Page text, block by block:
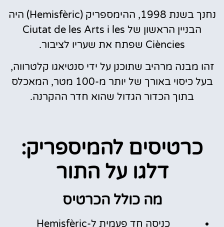
נחנך בשנת 1998, ההימספריק (Hemisfèric) היה
הבניין הראשון של Ciutat de les Arts i les
Ciències שפתח את שעריו לציבור.
זהו מבנה מרהיב שתוכנן על ידי סנטיאגו קלטרווה,
בעל כיסוי באורך של יותר מ-100 מטר, המאכלס
בתוך הכדור הגדול שהוא חדר ההקרנה.
כרטיסים להמיספריק:
דלגו על התור
מה כולל הכרטיס
כניסה חד פעמית ל-Hemisfèric